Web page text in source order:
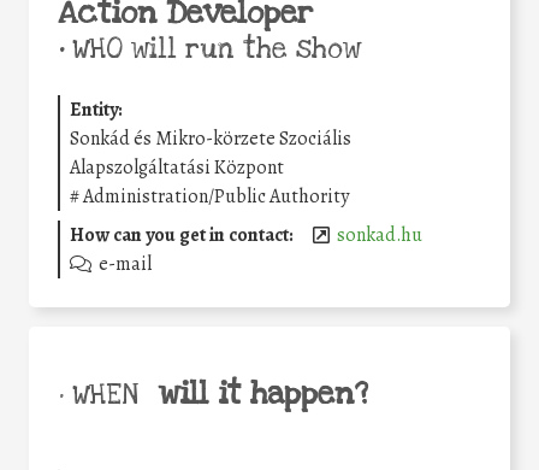
Action Developer
•WHO will run the show
Entity:
Sonkád és Mikro-körzete Szociális
Alapszolgáltatási Központ
#Administration/Public Authority
How can you get in contact:
sonkad.hu
e-mail
• WHEN will it happen?